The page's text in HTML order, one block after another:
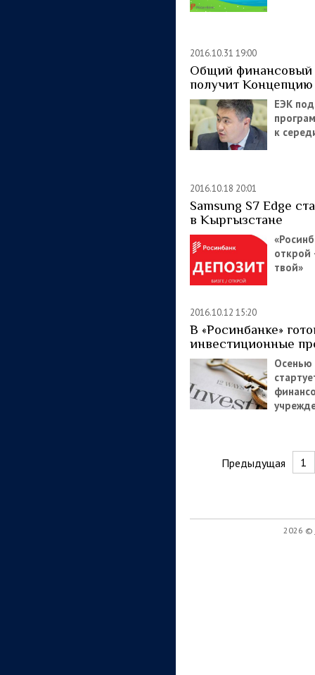
2016.10.31 19:00
Общий
получит Концепцию
ЕЭК
к
2016.10.18 20:01
Samsung S7 Edge
в Кыргызстане
открой
твой»
2016.10.12 15:20
В «Росинбанке»
инвестиционные
Осенью
Предыдущая 1
2026 ©